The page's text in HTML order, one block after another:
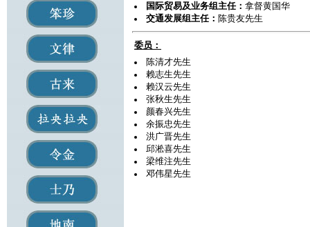
国际贸易及业务组主任： 拿督黄国华
交通发展组主任： 陈贵友先生
委员：
陈清才先生
赖志生先生
赖汉云先生
张秋生先生
颜春兴先生
余振忠先生
洪广晋先生
邱淞喜先生
梁维注先生
邓伟星先生